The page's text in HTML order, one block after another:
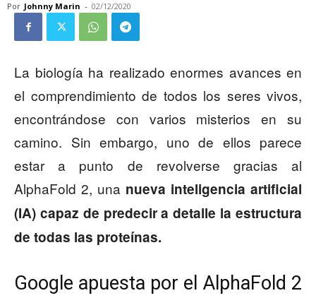
Por Johnny Marin - 02/12/2020
La biología ha realizado enormes avances en
el comprendimiento de todos los seres vivos,
encontrándose con varios misterios en su
camino. Sin embargo, uno de ellos parece
estar a punto de revolverse gracias al
AlphaFold 2, una nueva inteligencia artificial
(IA) capaz de predecir a detalle la estructura
de todas las proteínas.
Google apuesta por el AlphaFold 2